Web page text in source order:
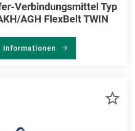
Verbindungsmittel Typ
AGH FlexBelt TWIN
Informationen